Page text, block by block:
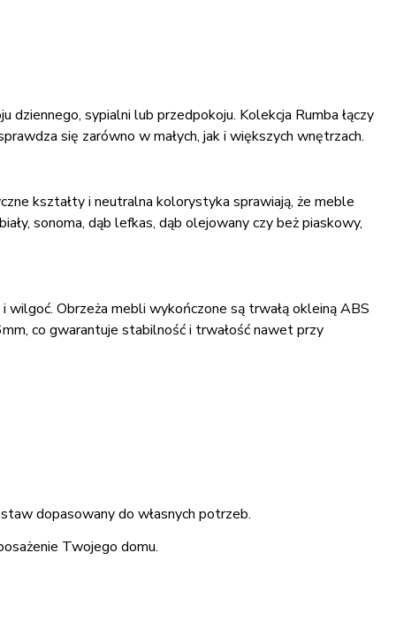
sypialni lub przedpokoju. Kolekcja Rumba łączy
się zarówno w małych, jak i większych wnętrzach.
kształty i neutralna kolorystyka sprawiają, że meble
sonoma, dąb lefkas, dąb olejowany czy beż piaskowy,
wilgoć. Obrzeża mebli wykończone są trwałą okleiną ABS
co gwarantuje stabilność i trwałość nawet przy
dopasowany do własnych potrzeb.
Twojego domu.